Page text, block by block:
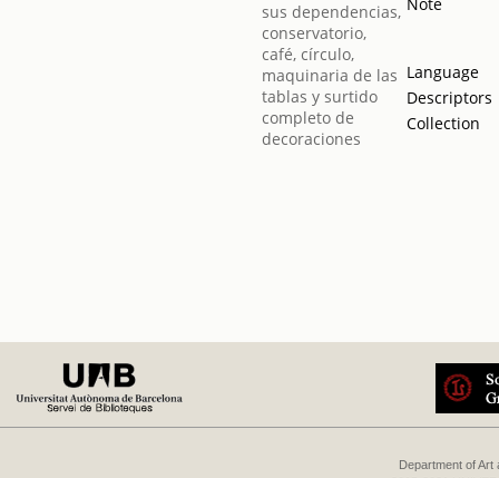
Language
Descriptors
Collection
Department of Art